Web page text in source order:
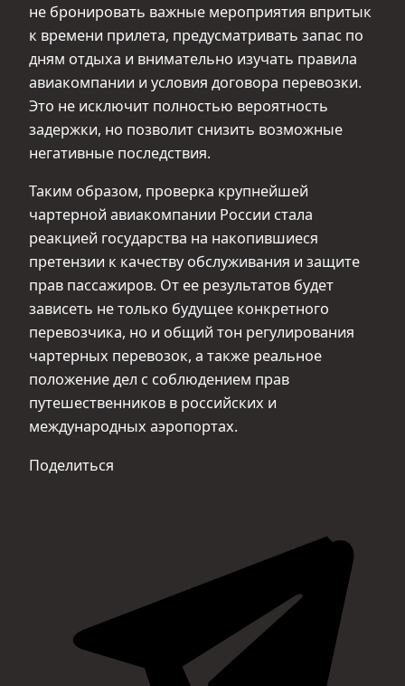
не бронировать важные мероприятия впритык
к времени прилета, предусматривать запас по
дням отдыха и внимательно изучать правила
авиакомпании и условия договора перевозки.
Это не исключит полностью вероятность
задержки, но позволит снизить возможные
негативные последствия.
Таким образом, проверка крупнейшей
чартерной авиакомпании России стала
реакцией государства на накопившиеся
претензии к качеству обслуживания и защите
прав пассажиров. От ее результатов будет
зависеть не только будущее конкретного
перевозчика, но и общий тон регулирования
чартерных перевозок, а также реальное
положение дел с соблюдением прав
путешественников в российских и
международных аэропортах.
Поделиться